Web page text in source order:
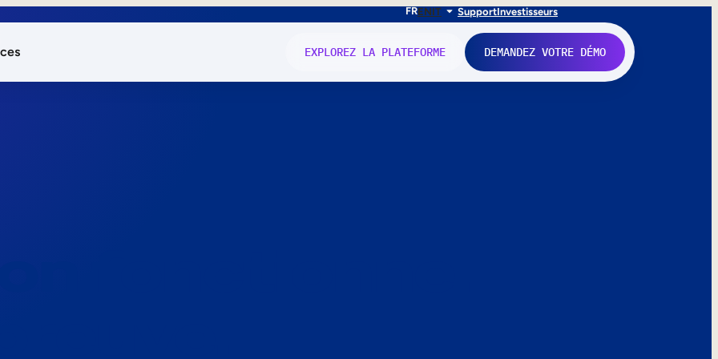
FRENIT SupportInvestisseurs
EXPLOREZ LA PLATEFORME DEMANDEZ VOTRE DÉMO